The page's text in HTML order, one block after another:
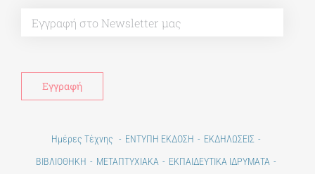
Ημέρες Τέχνης ΕΝΤΥΠΗ ΕΚΔΟΣΗ
ΕΚΔΗΛΩΣΕΙΣ
ΒΙΒΛΙΟΘΗΚΗ
ΜΕΤΑΠΤΥΧΙΑΚΑ
ΕΚΠΑΙΔΕΥΤΙΚΑ ΙΔΡΥΜΑΤΑ